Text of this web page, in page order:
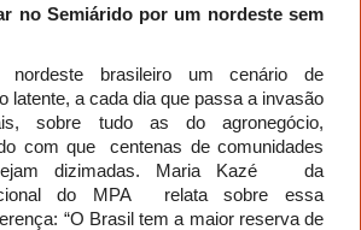
no Semiárido por um nordeste sem
nordeste brasileiro um cenário de
latente, a cada dia que passa a invasão
sobre tudo as do agronegócio,
com que centenas de comunidades
dizimadas. Maria Kazé da
do MPA relata sobre essa
“O Brasil tem a maior reserva de